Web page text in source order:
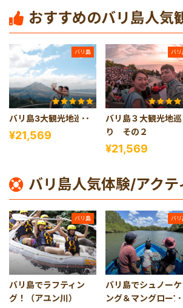
おすすめのバリ島人気
バリ島
バリ島3大観光地巡り
¥21,569
バリ
バリ島３大観光地巡
り その２
¥21,569
バリ島人気体験/アクテ
バリ島
バリ島でラフティン
グ！（アユン川）
バリ
バリ島でシュノーケ
ング＆マングローブ